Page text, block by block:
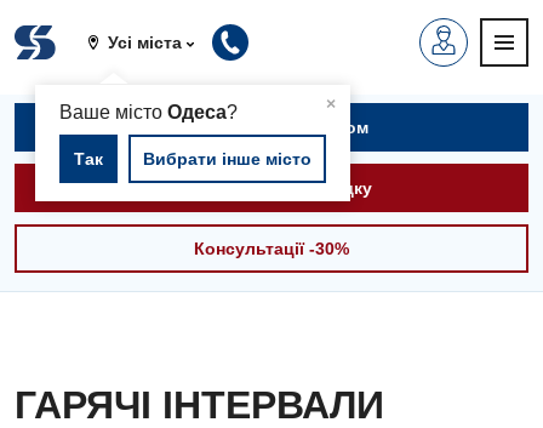
Усі міста
×
Ваше містоОдеса?
Так Вибрати інше місто
Записатися на прийом
Викликати швидку
Консультації -30%
ГАРЯЧІ ІНТЕРВАЛИ